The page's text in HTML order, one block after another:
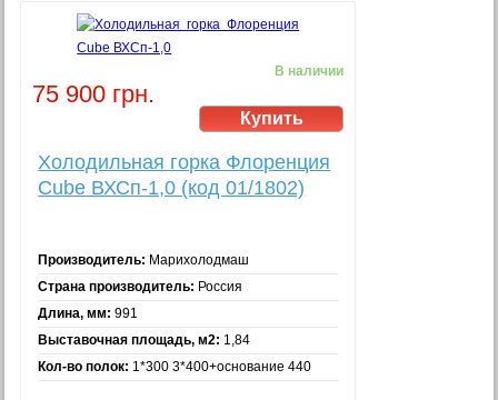
75 900 грн.
В наличии
Холодильная горка Флоренция
Cube ВХСп-1,0 (код 01/1802)
Производитель: Марихолодмаш
Страна производитель: Россия
Длина, мм: 991
Выставочная площадь, м2: 1,84
Кол-во полок: 1*300 3*400+основание 440